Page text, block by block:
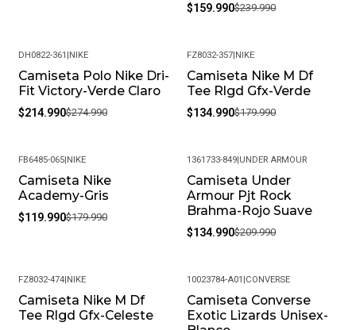
$159.990$239.990
-22%
DH0822-361 NIKE
Camiseta Polo Nike Dri-
Fit Victory-Verde Claro
$214.990$274.990
-25%
FZ8032-357 NIKE
Camiseta Nike M Df
Tee Rlgd Gfx-Verde
$134.990$179.990
-33%
FB6485-065| NIKE
Camiseta Nike
Academy-Gris
$119.990$179.990
-36%
1361733-849 UNDER ARMOUR
Camiseta Under
Armour Pjt Rock
Brahma-Rojo Suave
$134.990$209.990
-25%
FZ8032-474| NIKE
Camiseta Nike M Df
Tee Rlgd Gfx-Celeste
-34%
10023784-A01 CONVERSE
Camiseta Converse
Exotic Lizards Unisex-